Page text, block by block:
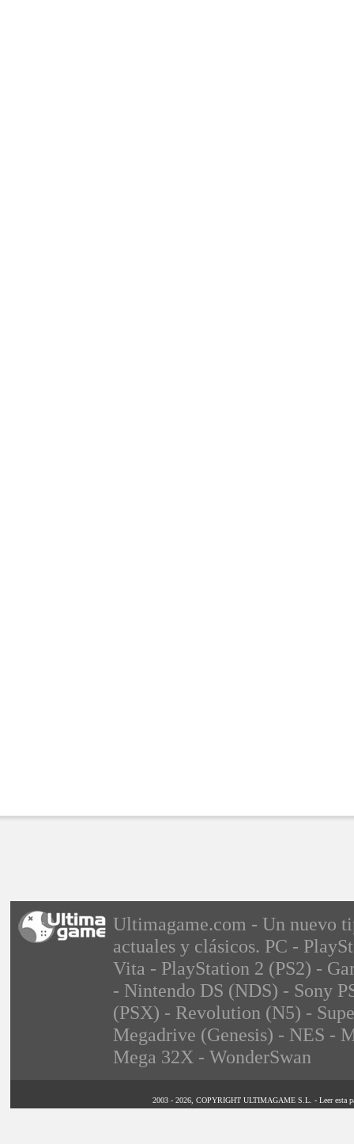
Ultimagame.com - Un nuevo
actuales y clásicos. PC -
Vita - PlayStation 2 (PS2) -
- Nintendo DS (NDS) - Sony
(PSX) - Revolution (N5) -
Megadrive (Genesis) - NES -
Mega 32X - WonderSwan
2003 - 2026, COPYRIGHT ULTIMAGAME S.L. - Leer esta